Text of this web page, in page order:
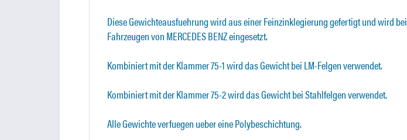
Diese Gewichteausfuehrung wird aus einer Feinzinklegierung gefertigt und wird bei
Fahrzeugen von MERCEDES BENZ eingesetzt.
Kombiniert mit der Klammer 75-1 wird das Gewicht bei LM-Felgen verwendet.
Kombiniert mit der Klammer 75-2 wird das Gewicht bei Stahlfelgen verwendet.
Alle Gewichte verfuegen ueber eine Polybeschichtung.